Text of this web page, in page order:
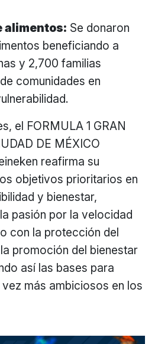
alimentos: Se donaron
beneficiando a
y 2,700 familias
comunidades en
el FORMULA 1 GRAN
DE MÉXICO
reafirma su
objetivos prioritarios en
y bienestar,
pasión por la velocidad
con la protección del
promoción del bienestar
así las bases para
más ambiciosos en los